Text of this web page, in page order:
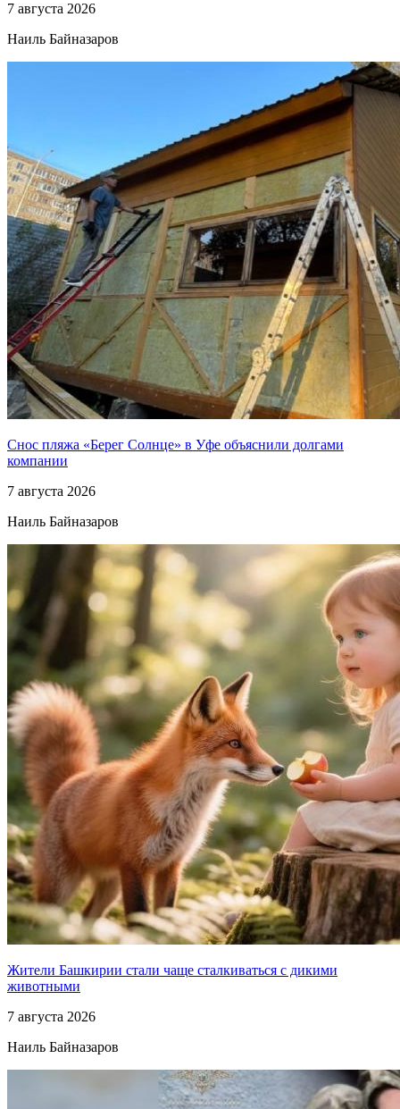
7 августа 2026
Наиль Байназаров
Снос пляжа «Берег Солнце» в Уфе объяснили долгами
компании
7 августа 2026
Наиль Байназаров
Жители Башкирии стали чаще сталкиваться с дикими
животными
7 августа 2026
Наиль Байназаров